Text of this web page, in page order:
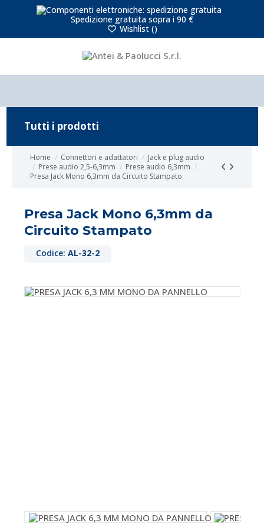
Spedizione gratuita sopra i 90 €
Wishlist ()
Home Connettori e adattatori
Jack e plug audio
Prese audio 2,5-6,3mm
Prese audio 6,3mm
Presa Jack Mono 6,3mm da Circuito Stampato
Presa Jack Mono 6,3mm da
Circuito Stampato
Codice: AL-32-2
Tutti i prodotti